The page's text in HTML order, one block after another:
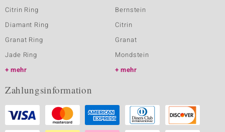
Citrin Ring
Diamant Ring
Granat Ring
Jade Ring
mehr
Bernstein
Citrin
Granat
Mondstein
mehr
Zahlungsinformation